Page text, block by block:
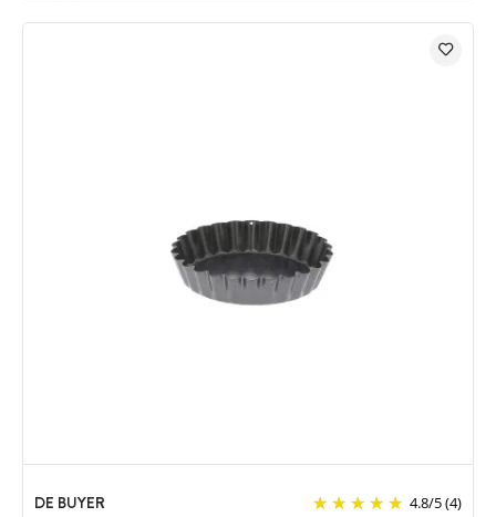
DE BUYER 4.8/5(4)